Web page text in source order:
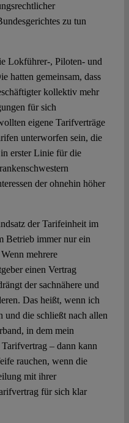
zu tun
Lokführer-, Piloten- und
hatten gemeinsam, dass
kollektiv mehr
für sich
eigene Tarifverträge
unterworfen sein, die
erster Linie für die
der ohnehin höher
der Tarifeinheit im
Betrieb immer nur ein
mehrere
einen Vertrag
der sachnähere und
Das heißt, wenn ich
die schließt nach allen
in dem mein
– dann kann
rauchen, wenn die
mit ihrer
für sich klar